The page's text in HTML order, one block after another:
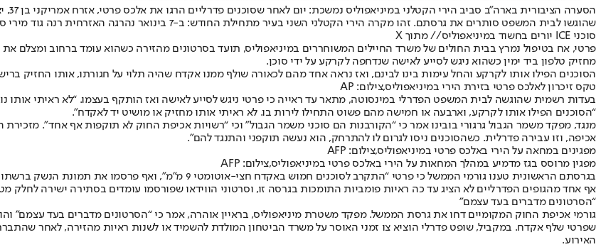
שהוגשו לבית המשפט סותרים את גרסתם. זהו מקרה הירי הקטלני השני בעיר מתחילת החודש: ב-7 בינואר נהרגה האזרחית רנה גוד מירי סוכן פדרלי, באירוע שגם לגביו קיימת מחלוקת על נסיבות הירי.
סוכני ICE יורים בחשוד במיניאפוליס// מתוך X
פרטי, אח בטיפול נמרץ בבית החולים של משרד החיילים המשוחררים במיניאפוליס, תועד בסרטונים מהזירה כשהוא עומד ברחוב ומצלם
מחזיק טלפון ביד ימין כשהוא ניגש לסייע לאישה שנדחפה לקרקע על ידי סוכן.
הסוכנים הפילו אותו לקרקע והחל עימות בינו לבינם, ואז נראה אחד מהם לכאורה שולף ממנו אקדח שהיה תלוי על חגורתו, אותו החזיק
טקס זיכרון לאלכס פרטי בזירת הירי במיניאפוליס,צילום: AP
בעדות רשמית שהוגשה לבית המשפט הפדרלי במינסוטה, מתאר עד ראייה כי פרטי ניגש לסייע לאישה ואז הותקף בעצמו. “לא ראיתי אותו
“הסוכנים הפילו אותו לקרקע, וארבעה או חמישה מהם פשוט התחילו לירות בו. לא ראיתי אותו מחזיק או מושיט יד לאקדח”.
מנגד, מפקד משמר הגבול גרגורי בובינו אמר כי “הקורבנות הם סוכני משמר הגבול” וכי “רשויות אכיפת החוק לא תוקפות אף אחד”.
אכיפה, וזו עבירה פדרלית. כשהסוכנים ניסו לגרום לו להתרחק, הוא נעשה תוקפני והתנגד להם”.
מפגינים במחאה על הירי באלכס פרטי במיניאפוליס,צילום: AFP
מפגין מרוסס בגז מדמיע במהלך המחאות על הירי באלכס פרטי במיניאפוליס,צילום: AFP
בגרסתם הראשונית טענו גורמי הממשל כי פרטי “התקרב לסוכנים חמוש
אף אחד מהגופים הפדרליים לא הציג עד כה ראיות פומביות התומכות בגרסה זו, וסרטוני הווידאו שפורסמו עומדים בסתירה ישירה לחלק
“הסרטונים מדברים בעד עצמם”
גורמי אכיפת החוק המקומיים דחו את גרסת הממשל. מפקד משטרת מיניאפוליס, בראיין אוהרה, אמר כי “הסרטונים מדברים בעד עצמם”
שפרטי שלף אקדח. במקביל, שופט פדרלי הוציא צו זמני האוסר על משרד הביטחון המולדת להשמיד או לשנות ראיות מהזירה, לאחר
האירוע.